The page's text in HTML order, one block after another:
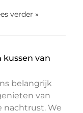
verder »
kussen van
belangrijk
van
nachtrust. We